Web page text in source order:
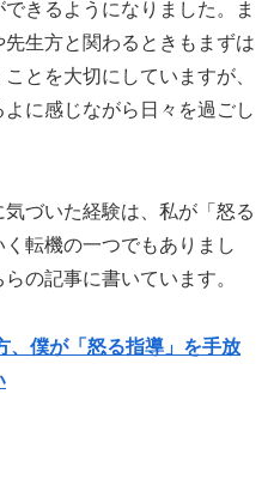
きるようになりました。ま
生方と関わるときもまずは
とを大切にしていますが、
に感じながら日々を過ごし
づいた経験は、私が「怒る
転機の一つでもありまし
の記事に書いています。
、僕が「怒る指導」を手放